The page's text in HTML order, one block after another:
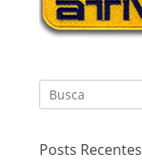
Search
for:
Posts Recentes